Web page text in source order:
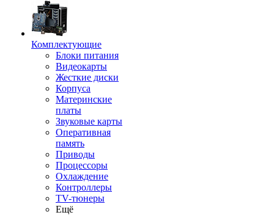
Комплектующие
Блоки питания
Видеокарты
Жесткие диски
Корпуса
Материнские
платы
Звуковые карты
Оперативная
память
Приводы
Процессоры
Охлаждение
Контроллеры
TV-тюнеры
Ещё